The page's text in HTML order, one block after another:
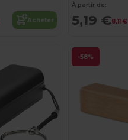
Acheter
À partir de:
5,19 €8,11 €
-58%